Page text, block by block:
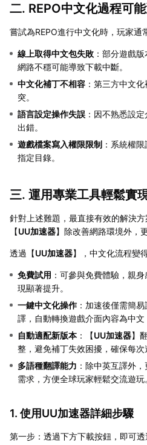
二. REPO中文化過程可
嘗試為REPO進行中文化時，玩家通
線上取得中文包失敗 ：部分遊戲
網路不穩可能導致下載中斷。
中文化補丁不相容 ：第三方中文
突。
語言設定操作失誤 ：因不熟悉設
出錯。
遊戲檔案寫入權限限制 ：系統權
指定目錄。
三. 運用專業工具輕鬆實
針對上述難題，最直接有效的解決方
【UU加速器】除改善網路環境外，
透過【UU加速器】，中文化流程變
免費試用 ：可參與免費體驗，親
現顯著提升。
一鍵中文化操作：加速後僅需簡
譯，自動轉換遊戲介面內容為中文
自動適配新版本：【UU加速器】
整，避免補丁失效困擾，確保每次
多語種翻譯能力 ：除中英互譯外
需求，方便全球玩家輕鬆交流遊玩
1. 使用UU加速器詳細步驟
第一步：透過下方下載按鈕，即可透